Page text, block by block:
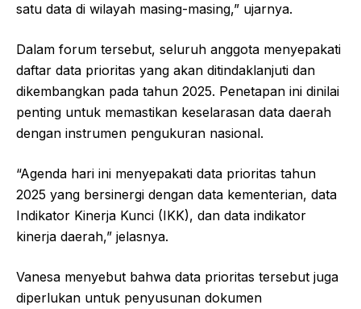
satu data di wilayah masing-masing,” ujarnya.
Dalam forum tersebut, seluruh anggota menyepakati
daftar data prioritas yang akan ditindaklanjuti dan
dikembangkan pada tahun 2025. Penetapan ini dinilai
penting untuk memastikan keselarasan data daerah
dengan instrumen pengukuran nasional.
“Agenda hari ini menyepakati data prioritas tahun
2025 yang bersinergi dengan data kementerian, data
Indikator Kinerja Kunci (IKK), dan data indikator
kinerja daerah,” jelasnya.
Vanesa menyebut bahwa data prioritas tersebut juga
diperlukan untuk penyusunan dokumen